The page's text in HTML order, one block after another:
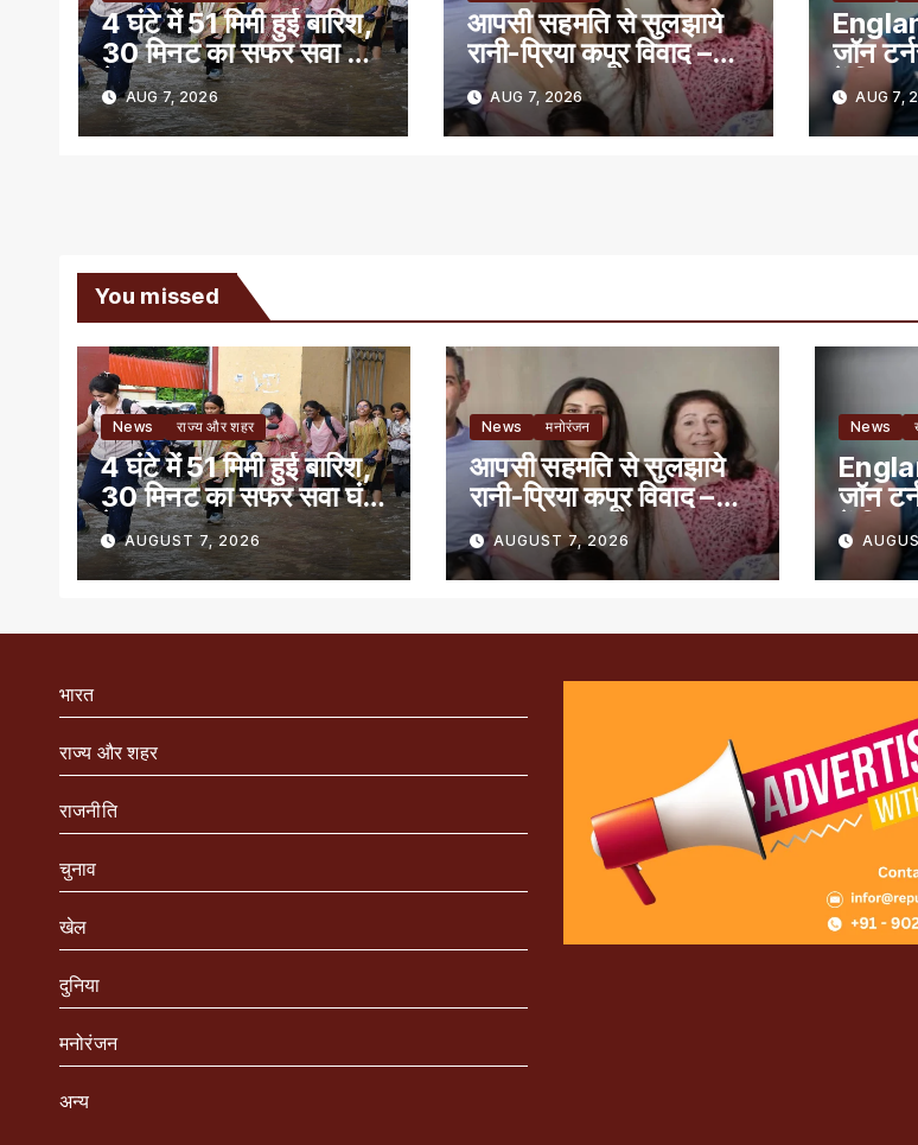
4 घंटे में 51 मिमी हुई बारिश,
30 मिनट का सफर सवा घंटे
में हुआ पूरा
AUG 7, 2026
आपसी सहमति से सुलझाये
रानी-प्रिया कपूर विवाद –
SCAUG 7, 2026
जॉन
में
AUG 7,
You missed
News राज्य और शहर
4 घंटे में 51 मिमी हुई बारिश,
30 मिनट का सफर सवा घंटे
में हुआ पूरा
AUGUST 7, 2026
News मनोरंजन
आपसी सहमति से सुलझाये
रानी-प्रिया कपूर विवाद –
SCAUGUST 7, 2026
News
जॉन
भारत
राज्य और शहर
राजनीति
चुनाव
खेल
दुनिया
मनोरंजन
अन्य